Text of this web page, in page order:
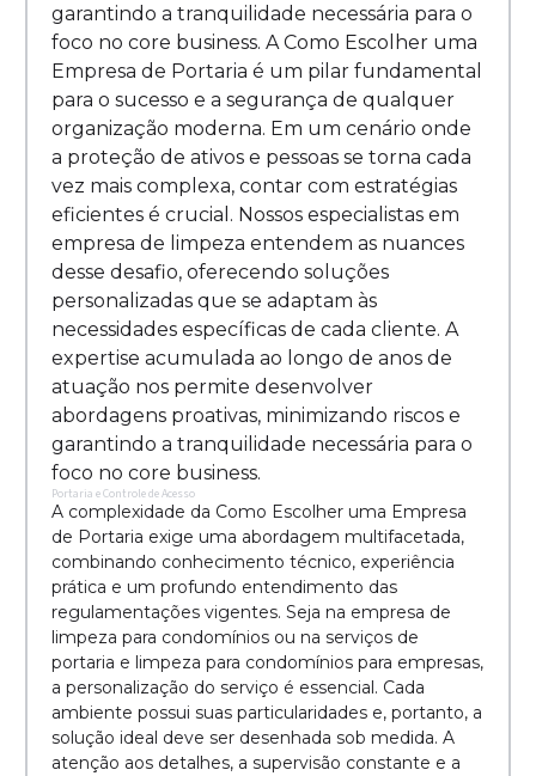
garantindo a tranquilidade necessária para o
foco no core business. A Como Escolher uma
Empresa de Portaria é um pilar fundamental
para o sucesso e a segurança de qualquer
organização moderna. Em um cenário onde
a proteção de ativos e pessoas se torna cada
vez mais complexa, contar com estratégias
eficientes é crucial. Nossos especialistas em
empresa de limpeza entendem as nuances
desse desafio, oferecendo soluções
personalizadas que se adaptam às
necessidades específicas de cada cliente. A
expertise acumulada ao longo de anos de
atuação nos permite desenvolver
abordagens proativas, minimizando riscos e
garantindo a tranquilidade necessária para o
foco no core business.
Portaria e Controle de Acesso
A complexidade da Como Escolher uma Empresa
de Portaria exige uma abordagem multifacetada,
combinando conhecimento técnico, experiência
prática e um profundo entendimento das
regulamentações vigentes. Seja na empresa de
limpeza para condomínios ou na serviços de
portaria e limpeza para condomínios para empresas,
a personalização do serviço é essencial. Cada
ambiente possui suas particularidades e, portanto, a
solução ideal deve ser desenhada sob medida. A
atenção aos detalhes, a supervisão constante e a